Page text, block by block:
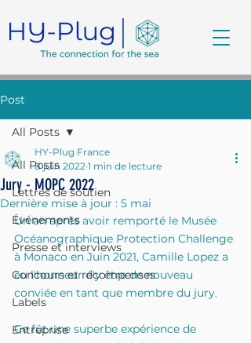
Post
All Posts
Lettres de soutien
Événements
Presse et interviews
Concours et récompenses
Labels
Entreprise
All Posts
Jury - MOPC 2022
HY-Plug France
8 juin 2022 1 min de lecture
Dernière mise à jour : 5 mai
Un an après avoir remporté le Musée
Océanographique Protection Challenge
à Monaco en Juin 2021, Camille Lopez a
eu l'honneur d'y être de nouveau
conviée en tant que membre du jury.
Ce fût une superbe expérience de